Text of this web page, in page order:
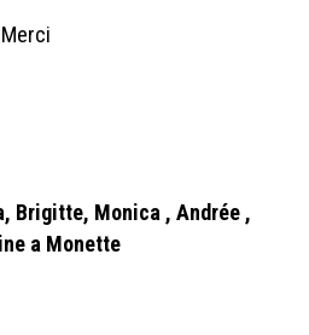
Brigitte, Monica , Andrée ,
a Monette